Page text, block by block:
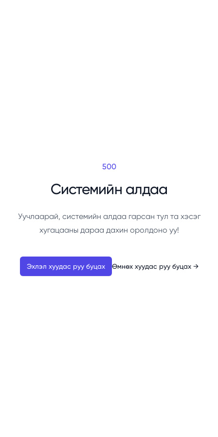
500
Системийн алдаа
Уучлаарай, системийн алдаа гарсан тул та хэсэг
хугацааны дараа дахин оролдоно уу!
Эхлэл хуудас руу буцах Өмнөх хуудас руу буцах →